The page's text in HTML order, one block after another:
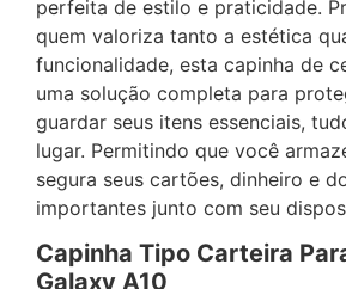
perfeita de estilo e praticidade.
quem valoriza tanto a estética
funcionalidade, esta capinha de
uma solução completa para
guardar seus itens essenciais,
lugar. Permitindo que você
segura seus cartões, dinheiro e
importantes junto com seu
Capinha Tipo Carteira
Galaxy A10